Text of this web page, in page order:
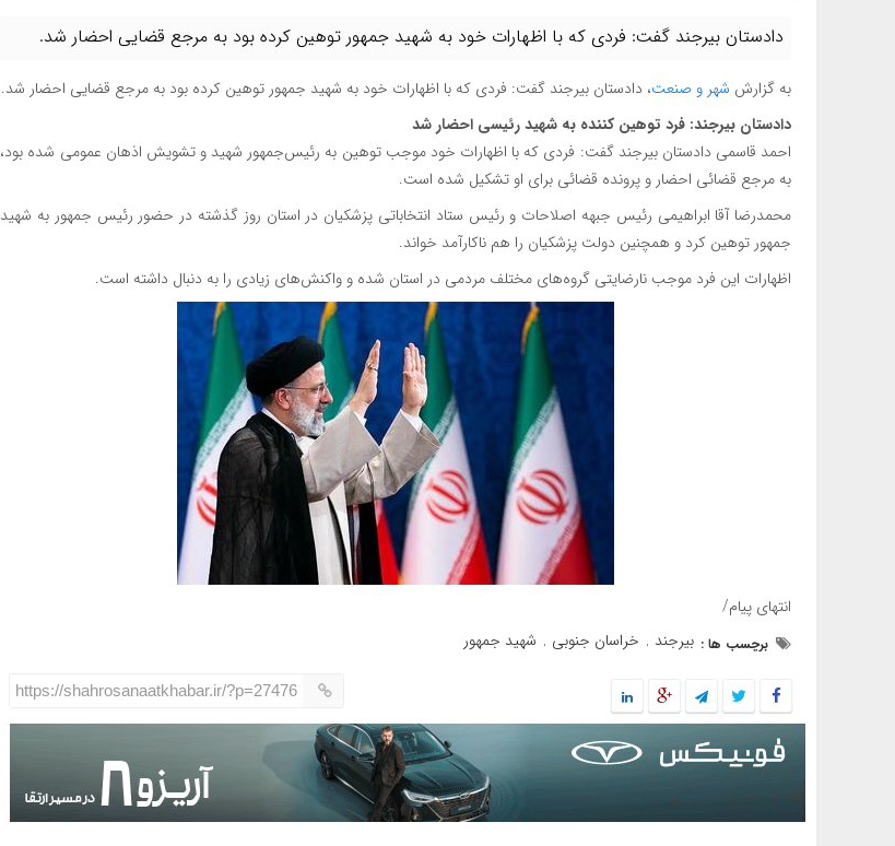
دادستان بیرجند گفت: فردی که با اظهارات خود به شهید جمهور توهین کرده بود به مرجع قضایی احضار شد.
به گزارش شهر و صنعت، دادستان بیرجند گفت: فردی که با اظهارات خود به شهید جمهور توهین کرده بود به مرجع قضایی احضار شد.
دادستان بیرجند: فرد توهین کننده به شهید رئیسی احضار شد
احمد قاسمی دادستان بیرجند گفت: فردی که با اظهارات خود موجب توهین به رئیس‌جمهور شهید و تشویش اذهان عمومی شده بود،
به مرجع قضائی احضار و پرونده قضائی برای او تشکیل شده است.
محمدرضا آقا ابراهیمی رئیس جبهه اصلاحات و رئیس ستاد انتخاباتی پزشکیان در استان روز گذشته در حضور رئیس جمهور به شهید
جمهور توهین کرد و همچنین دولت پزشکیان را هم ناکارآمد خواند.
اظهارات این فرد موجب نارضایتی گروه‌های مختلف مردمی در استان شده و واکنش‌های زیادی را به دنبال داشته است.
انتهای پیام/
برچسب ها : بیرجند , خراسان جنوبی , شهید جمهور
https://shahrosanaatkhabar.ir/?p=27476